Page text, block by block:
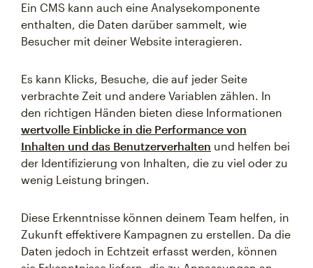
Ein CMS kann auch eine Analysekomponente
enthalten, die Daten darüber sammelt, wie
Besucher mit deiner Website interagieren.
Es kann Klicks, Besuche, die auf jeder Seite
verbrachte Zeit und andere Variablen zählen. In
den richtigen Händen bieten diese Informationen
wertvolle Einblicke in die Performance von
Inhalten und das Benutzerverhalten und helfen bei
der Identifizierung von Inhalten, die zu viel oder zu
wenig Leistung bringen.
Diese Erkenntnisse können deinem Team helfen, in
Zukunft effektivere Kampagnen zu erstellen. Da die
Daten jedoch in Echtzeit erfasst werden, können